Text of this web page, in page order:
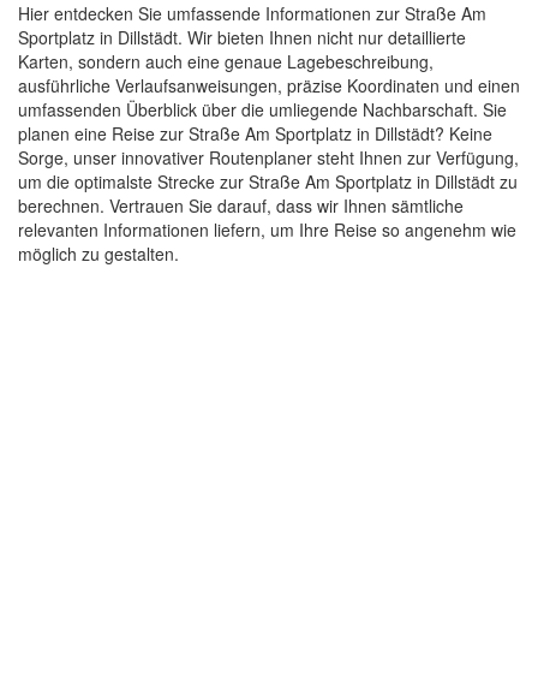
Hier entdecken Sie umfassende Informationen zur Straße Am
Sportplatz in Dillstädt. Wir bieten Ihnen nicht nur detaillierte
Karten, sondern auch eine genaue Lagebeschreibung,
ausführliche Verlaufsanweisungen, präzise Koordinaten und einen
umfassenden Überblick über die umliegende Nachbarschaft. Sie
planen eine Reise zur Straße Am Sportplatz in Dillstädt? Keine
Sorge, unser innovativer Routenplaner steht Ihnen zur Verfügung,
um die optimalste Strecke zur Straße Am Sportplatz in Dillstädt zu
berechnen. Vertrauen Sie darauf, dass wir Ihnen sämtliche
relevanten Informationen liefern, um Ihre Reise so angenehm wie
möglich zu gestalten.